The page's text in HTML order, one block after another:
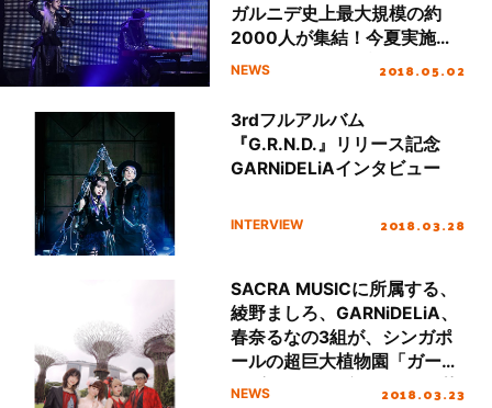
ガルニデ史上最大規模の約
2000人が集結！今夏実施の
全国ツアーもサプライズ発
NEWS 2018.05.02
3rdフルアルバム
『G.R.N.D.』リリース記念
GARNiDELiAインタビュー
INTERVIEW 2018.03.28
SACRA MUSICに所属する、
綾野ましろ、GARNiDELiA、
春奈るなの3組が、シンガポ
ールの超巨大植物園「ガーデ
ンズ・バイ・ザ・ベイ」で約
NEWS 2018.03.23